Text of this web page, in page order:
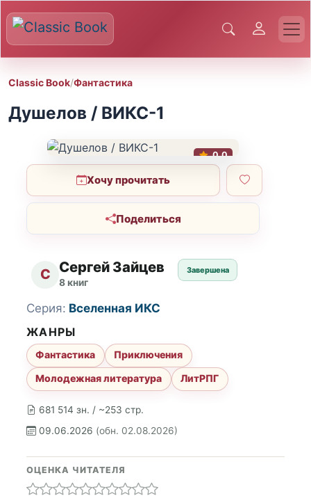
Classic Book/Фантастика
Душелов / ВИКС-1
0.0
Хочу прочитать
Поделиться
С Сергей Зайцев
8 книг
Завершена
681 514 зн. / ~253 стр.
09.06.2026 (обн. 02.08.2026)
Серия: Вселенная ИКС
ЖАНРЫ
Фантастика
Приключения
Молодежная литература
ЛитРПГ
ОЦЕНКА ЧИТАТЕЛЯ